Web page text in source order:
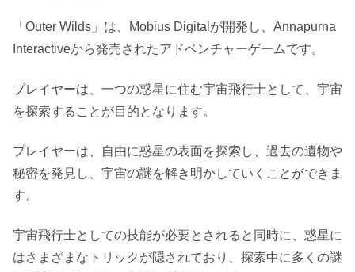
「Outer Wilds」は、Mobius Digitalが開発し、Annapurna
Interactiveから発売されたアドベンチャーゲームです。
プレイヤーは、一つの惑星に住む宇宙飛行士として、宇宙
を探索することが目的となります。
プレイヤーは、自由に惑星の表面を探索し、過去の遺物や
秘密を発見し、宇宙の謎を解き明かしていくことができま
す。
宇宙飛行士としての技能が必要とされると同時に、惑星に
はさまざまなトリックが隠されており、探索中に多くの謎